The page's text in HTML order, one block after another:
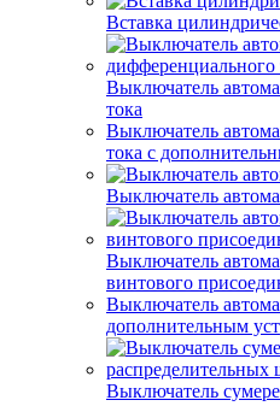
Вставка
Выключатель
тока
Выключатель
тока с
Выключатель
Выключатель
винтового
Выключатель
дополнительным
Выключатель